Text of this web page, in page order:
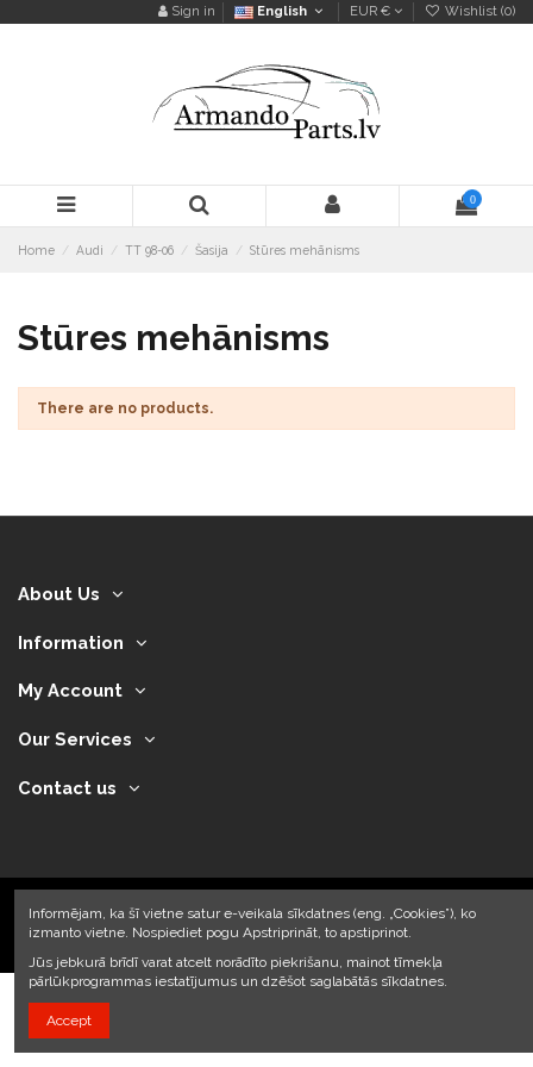
Sign in English EUR € Wishlist (0)
0
Home Audi TT 98-06 Šasija Stūres mehānisms
Stūres mehānisms
There are no products.
About Us
Information
My Account
Our Services
Contact us
2024 © Armando Auto SIA
Informējam, ka šī vietne satur e-veikala sīkdatnes (eng. „Cookies”), ko
izmanto vietne. Nospiediet pogu Apstriprināt, to apstiprinot.
Jūs jebkurā brīdī varat atcelt norādīto piekrišanu, mainot tīmekļa
pārlūkprogrammas iestatījumus un dzēšot saglabātās sīkdatnes.
Accept